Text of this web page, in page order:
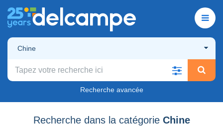
Chine
Recherche avancée
Recherche dans la catégorie Chine